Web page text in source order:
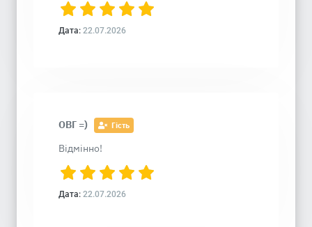
Дата: 22.07.2026
OВГ =) Гість
Відмінно!
Дата: 22.07.2026